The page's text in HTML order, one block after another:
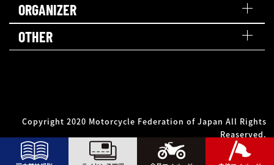
ORGANIZER
OTHER
Copyright 2020 Motorcycle Federation of Japan All Rights
Reaserved.